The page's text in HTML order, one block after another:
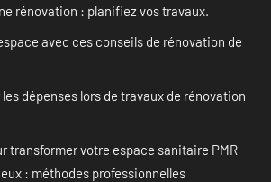
rénovation : planifiez vos travaux.
avec ces conseils de rénovation de
dépenses lors de travaux de rénovation
transformer votre espace sanitaire PMR
: méthodes professionnelles